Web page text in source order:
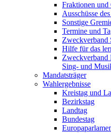
Fraktionen und
Ausschüsse
Sonstige
Termine und
Zweckverband
Hilfe für das
Zweckverband
Sing- und
Mandatsträger
Wahlergebnisse
Kreistag und
Bezirkstag
Landtag
Bundestag